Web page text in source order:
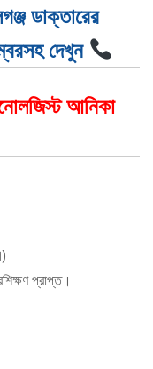
ডাক্তারের
দেখুন
আনিকা
প্রাপ্ত।